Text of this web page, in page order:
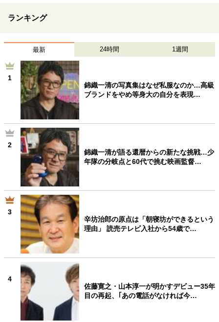
ランキング
最新 24時間 1週間
1
錦織一清の写真集はなぜ私服なのか…高級
ブランドをやめ等身大の自分を表現…
2
錦織一清が語る還暦からの新たな挑戦…少
年隊の分岐点と60代で挑む映画監督…
3
辛坊治郎の原点は「朝寝坊ができるという
理由」 読売テレビ入社から54歳で…
4
佐藤寛之・山本淳一が明かすデビュー35年
目の再起、｢あの電話がなければ今…